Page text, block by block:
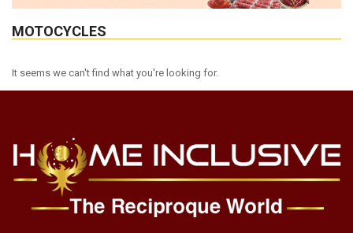
MOTOCYCLES
It seems we can't find what you're looking for.